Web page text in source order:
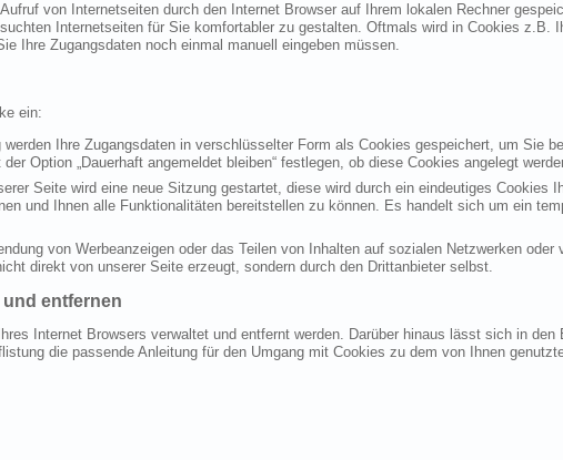
von Internetseiten durch den Internet Browser auf Ihrem lokalen Rechner
Internetseiten für Sie komfortabler zu gestalten. Oftmals wird in Cookies
Ihre Zugangsdaten noch einmal manuell eingeben müssen.
ein:
Ihre Zugangsdaten in verschlüsselter Form als Cookies gespeichert, um Sie
Option „Dauerhaft angemeldet bleiben“ festlegen, ob diese Cookies angelegt
Seite wird eine neue Sitzung gestartet, diese wird durch ein eindeutiges Cookies
und Ihnen alle Funktionalitäten bereitstellen zu können. Es handelt sich um ein
von Werbeanzeigen oder das Teilen von Inhalten auf sozialen Netzwerken
direkt von unserer Seite erzeugt, sondern durch den Drittanbieter selbst.
entfernen
Internet Browsers verwaltet und entfernt werden. Darüber hinaus lässt sich in
die passende Anleitung für den Umgang mit Cookies zu dem von Ihnen